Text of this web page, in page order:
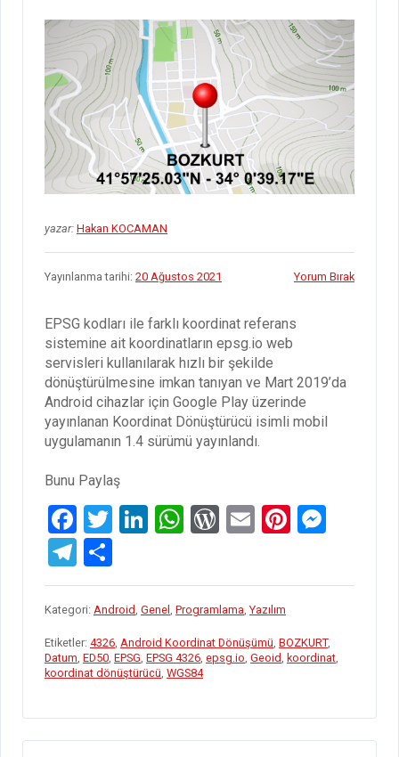
yazar: Hakan KOCAMAN
Yayınlanma tarihi: 20 Ağustos 2021 Yorum Bırak
EPSG kodları ile farklı koordinat referans
sistemine ait koordinatların epsg.io web
servisleri kullanılarak hızlı bir şekilde
dönüştürülmesine imkan tanıyan ve Mart 2019’da
Android cihazlar için Google Play üzerinde
yayınlanan Koordinat Dönüştürücü isimli mobil
uygulamanın 1.4 sürümü yayınlandı.
Bunu Paylaş
F
a
ce
b
o
o
k
T
er
Li
dI
n
W
s
A
p
p
W
Pr
es
s
E
Pi
t
g
er
T
el
e
gr
a
h
ar
e
Kategori: Android Genel Programlama Yazılım
Etiketler: 4326 Android Koordinat Dönüşümü BOZKURT,
Datum ED50 EPSG EPSG 4326 epsg.io Geoid koordinat
koordinat dönüştürücü WGS84